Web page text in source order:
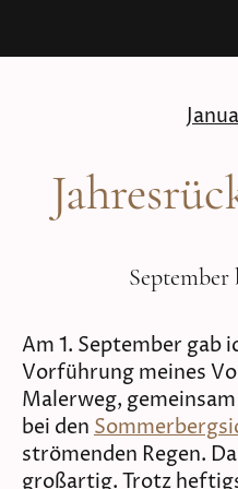
September
Am 1. September gab
Vorführung meines
Malerweg,
bei den
strömenden Regen.
großartig. Trotz